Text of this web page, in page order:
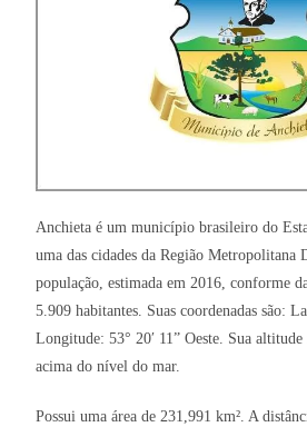
Anchieta é um município brasileiro do
uma das cidades da Região Metropolitana
população, estimada em 2016, conforme
5.909 habitantes. Suas coordenadas são:
Longitude: 53° 20′ 11” Oeste. Sua
acima do nível do mar.
Possui uma área de 231,991 km². A